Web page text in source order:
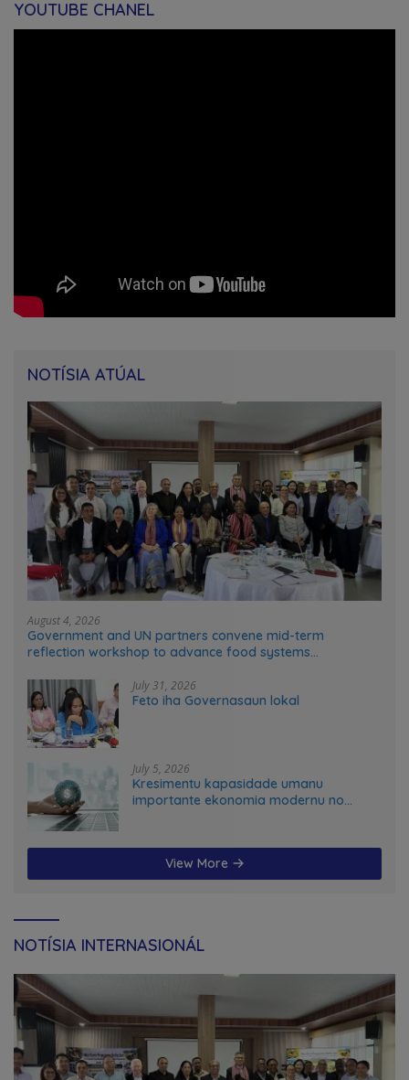
YOUTUBE CHANEL
NOTÍSIA ATÚAL
August 4, 2026
Government and UN partners convene mid-term
reflection workshop to advance food systems
July 31, 2026
Feto iha Governasaun lokal
July 5, 2026
Kresimentu kapasidade umanu
importante ekonomia modernu no
View More
NOTÍSIA INTERNASIONÁL